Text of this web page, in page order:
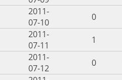
2011-
07-10
0
2011-
07-11
1
2011-
07-12
0